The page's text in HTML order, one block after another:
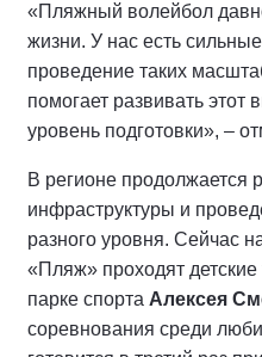
«Пляжный волейбол
жизни. У нас есть
проведение таких
помогает развивать этот
уровень подготовки», –
В регионе продолжается
инфраструктуры и
разного уровня. Сейчас
«Пляж» проходят детские
парке спорта Алексея
соревнования среди